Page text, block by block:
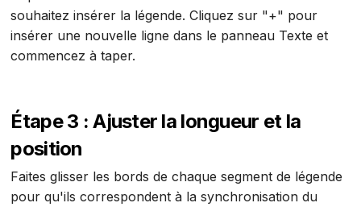
souhaitez insérer la légende. Cliquez sur "+" pour
insérer une nouvelle ligne dans le panneau Texte et
commencez à taper.
Étape 3 : Ajuster la longueur et la
position
Faites glisser les bords de chaque segment de légende
pour qu'ils correspondent à la synchronisation du